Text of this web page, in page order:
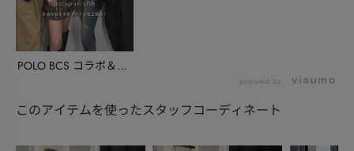
POLO BCS コラボ＆8
powered by
このアイテムを使ったスタッフコーディネート